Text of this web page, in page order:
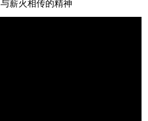
与薪火相传的精神